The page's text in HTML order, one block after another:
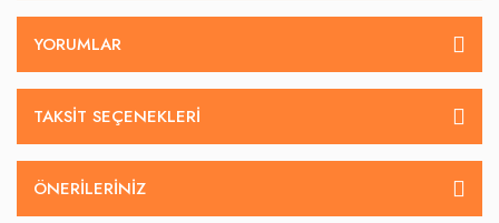
YORUMLAR
TAKSIT SEÇENEKLERI
ÖNERILERINIZ